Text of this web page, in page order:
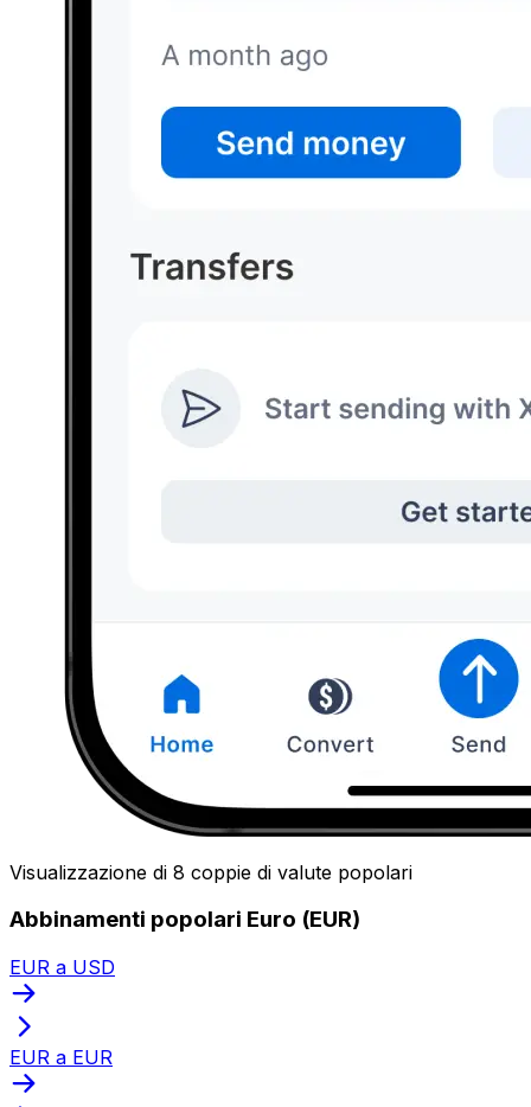
Visualizzazione di 8 coppie di valute popolari
Abbinamenti popolari Euro (EUR)
EUR a USD
EUR a EUR